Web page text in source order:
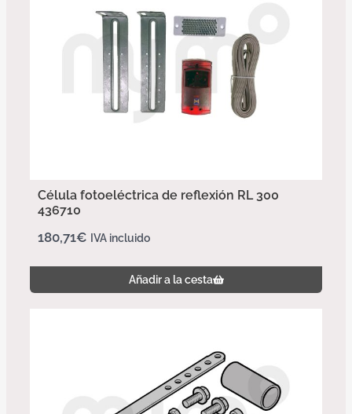
Célula fotoeléctrica de reflexión RL 300
436710
180,71€ IVA incluido
Añadir a la cesta